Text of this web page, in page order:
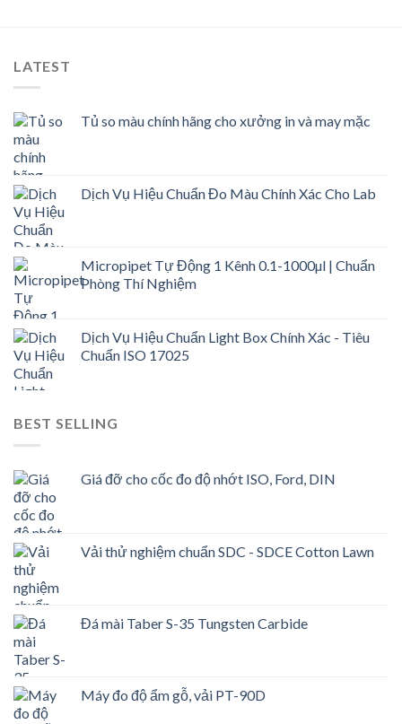
LATEST
Tủ so màu chính hãng cho xưởng in và may mặc
Dịch Vụ Hiệu Chuẩn Đo Màu Chính Xác Cho Lab
Micropipet Tự Động 1 Kênh 0.1-1000µl | Chuẩn
Phòng Thí Nghiệm
Dịch Vụ Hiệu Chuẩn Light Box Chính Xác - Tiêu
Chuẩn ISO 17025
BEST SELLING
Giá đỡ cho cốc đo độ nhớt ISO, Ford, DIN
Vải thử nghiệm chuẩn SDC - SDCE Cotton Lawn
Đá mài Taber S-35 Tungsten Carbide
Máy đo độ ẩm gỗ, vải PT-90D